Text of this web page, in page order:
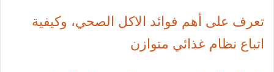
تعرف على أهم فوائد الاكل الصحي، وكيفية
اتباع نظام غذائي متوازن